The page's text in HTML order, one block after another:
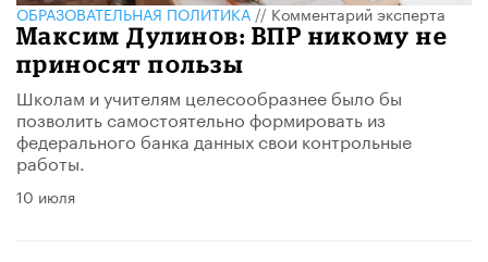
ОБРАЗОВАТЕЛЬНАЯ ПОЛИТИКА//Комментарий эксперта
Максим Дулинов: ВПР никому не
приносят пользы
Школам и учителям целесообразнее было бы
позволить самостоятельно формировать из
федерального банка данных свои контрольные
работы.
10 июля